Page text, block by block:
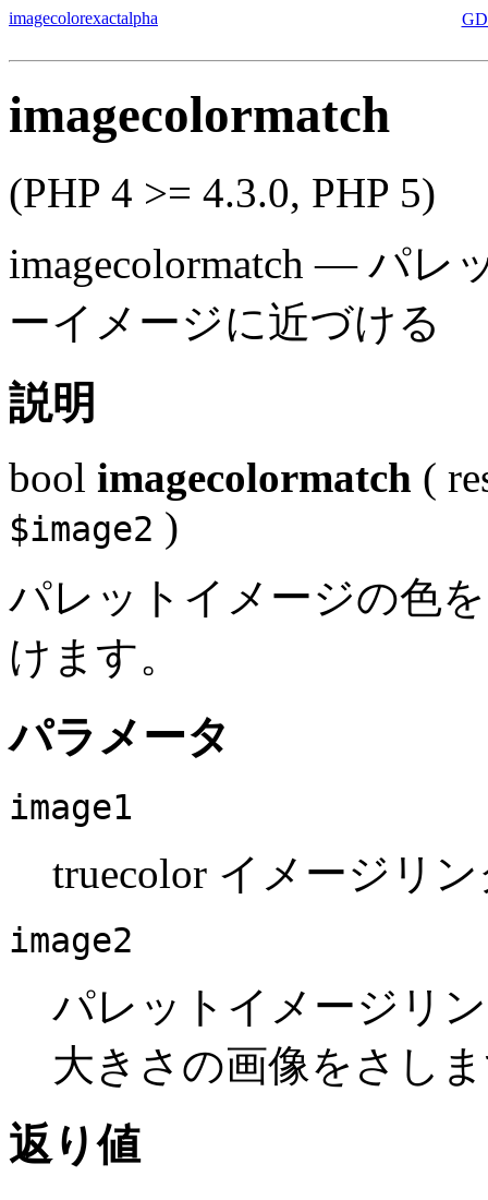
imagecolorexactalpha
imagecolormatch
(PHP 4 >= 4.3.0, PHP 5)
imagecolormatch — パレ
ーイメージに近づける
説明
bool imagecolormatch (
$image2 )
パレットイメージの色
けます。
パラメータ
image1
truecolor イメージリ
image2
パレットイメージリ
大きさの画像をさし
返り値